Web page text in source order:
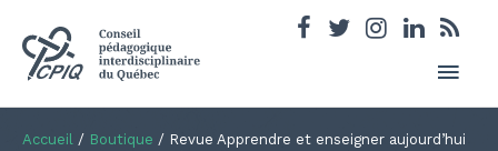
Accueil / Boutique / Revue Apprendre et enseigner aujourd’hui